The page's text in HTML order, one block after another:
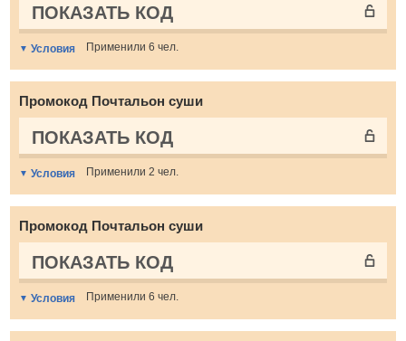
ПОКАЗАТЬ КОД
Условия Применили 6 чел.
Промокод Почтальон суши
ПОКАЗАТЬ КОД
Условия Применили 2 чел.
Промокод Почтальон суши
ПОКАЗАТЬ КОД
Условия Применили 6 чел.